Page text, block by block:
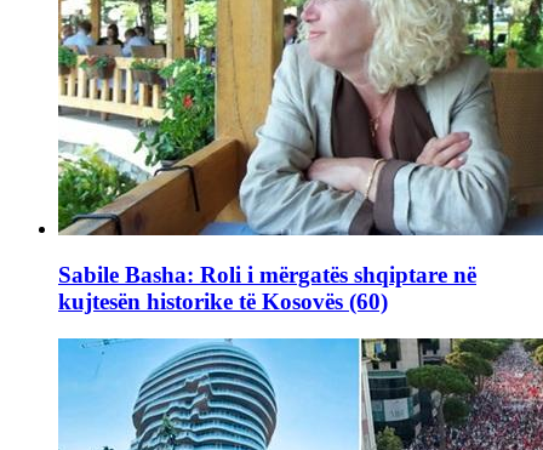
Sabile Basha: Roli i mërgatës shqiptare në
kujtesën historike të Kosovës (60)